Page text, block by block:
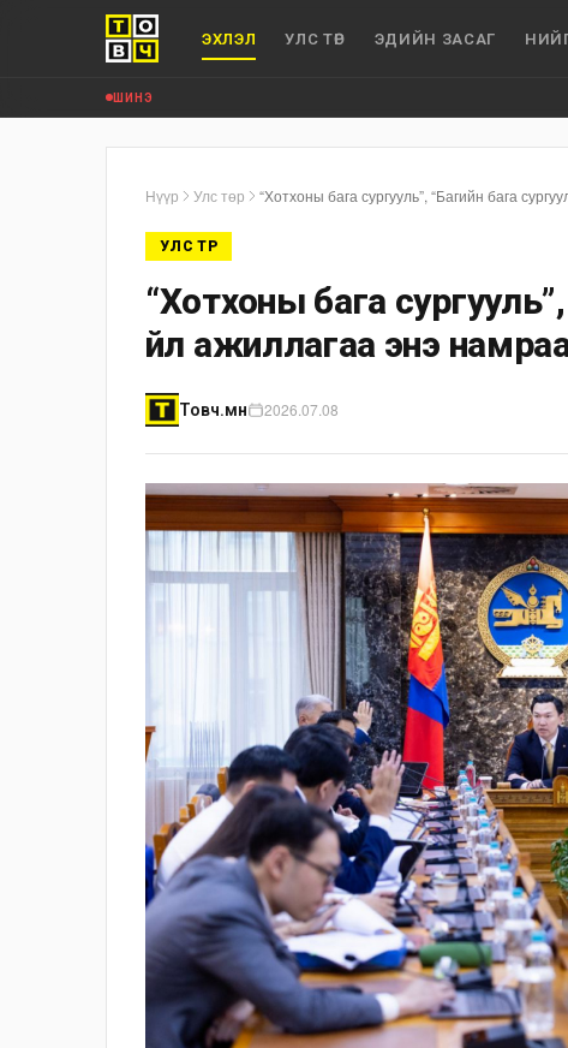
ЭХЛЭЛ УЛС ТӨР ЭДИЙН ЗАСАГ
ШИНЭ
Нүүр Улс төр “Хотхоны бага сургууль”, “Багийн бага
УЛС ТӨР
“Хотхоны бага
үйл ажиллагаа энэ
Товч.мн 2026.07.08